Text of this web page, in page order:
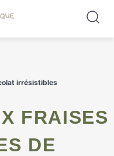
irrésistibles
DE